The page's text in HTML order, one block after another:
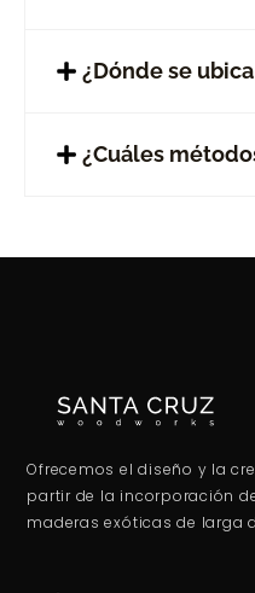
¿Dónde se
¿Cuáles
Ofrecemos el diseño y la
partir de la incorporación
maderas exóticas de larga